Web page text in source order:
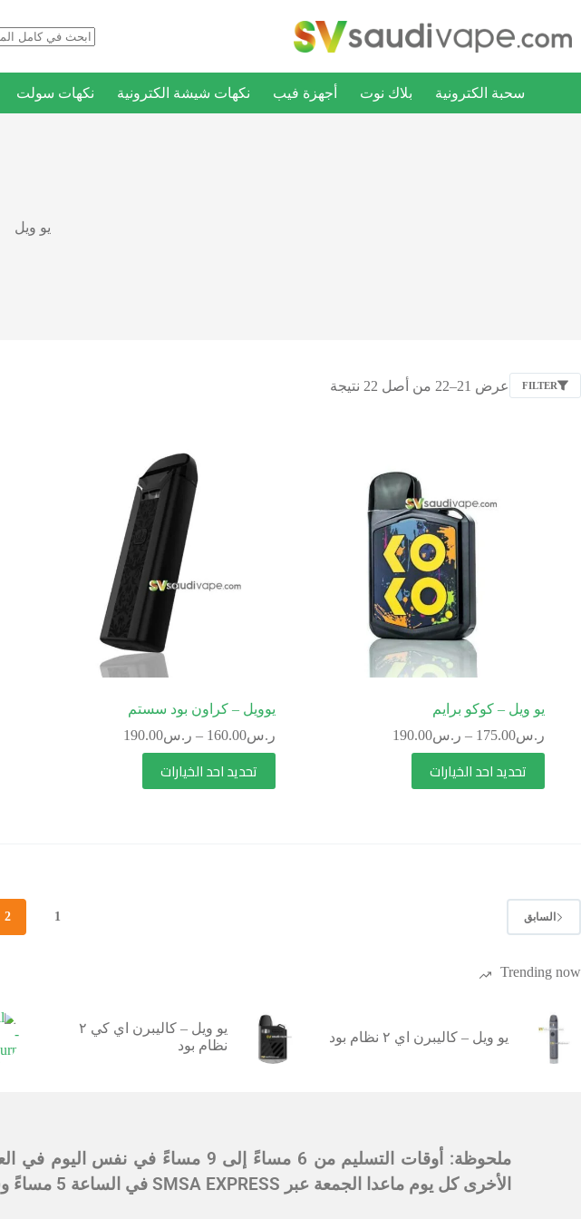
سحبة الكترونية بلاك نوت أجهزة فيب نكهات شيشة الكترونية نكهات سولت
يو ويل
FILTER عرض 21–22 من أصل 22 نتيجة
يو ويل – كوكو برايم
ر.س175.00
– ر.س190.00
تحديد احد الخيارات
يوويل – كراون بود سستم
ر.س160.00
– ر.س190.00
تحديد احد الخيارات
السابق 1
2
Trending now
يو ويل – كاليبرن اي ٢ نظام بود
يو ويل – كاليبرن اي كي ٢
نظام بود
الأخرى كل يوم ماعدا الجمعة عبر SMSA EXPRESS في الساعة 5 مساءً وسيكون التسليم بعد يومين من أيام العمل.